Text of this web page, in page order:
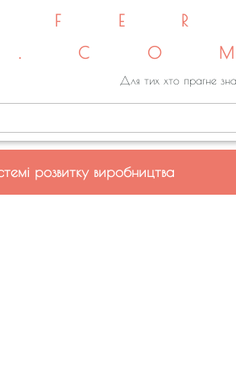
Для тих хто прагне
розвитку виробництва